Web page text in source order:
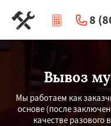
8
|
Вывоз
Мы работаем как
основе (после
качестве разового